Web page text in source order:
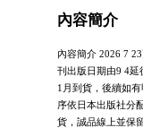
內容簡介
內容簡介 2026 7
刊出版日期由9 4延
1月到貨，後續如
序依日本出版社分
貨，誠品線上並保